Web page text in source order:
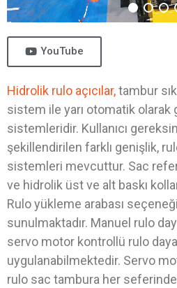
YouTube
Hidrolik rulo açıcılar,tambur
sistem ile yarı otomatik olarak
sistemleridir. Kullanıcı
şekillendirilen farklı genişlik,
sistemleri mevcuttur. Sac
ve hidrolik üst ve alt baskı
Rulo yükleme arabası
sunulmaktadır. Manuel rulo
servo motor kontrollü rulo
uygulanabilmektedir. Servo
rulo sac tambura her